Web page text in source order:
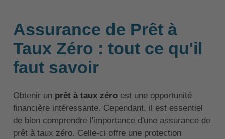
Assurance de Prêt à
Taux Zéro : tout ce qu'il
faut savoir
Obtenir un prêt à taux zéroest une opportunité
financière intéressante. Cependant, il est essentiel
de bien comprendre l'importance d'une assurance de
prêt à taux zéro. Celle-ci offre une protection